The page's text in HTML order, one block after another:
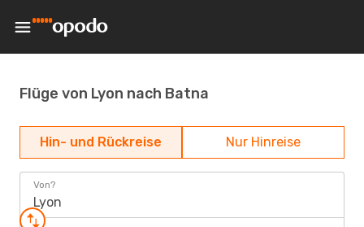
Flüge von Lyon nach Batna
Hin- und Rückreise Nur Hinreise
Von?
Lyon